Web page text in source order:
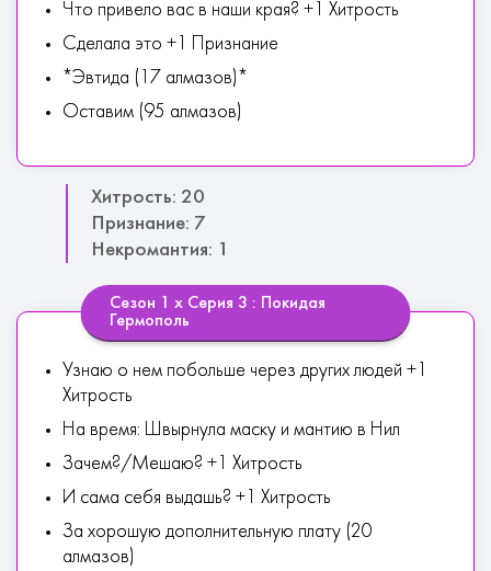
Что привело вас в наши края? +1 Хитрость
Сделала это +1 Признание
*Эвтида (17 алмазов)*
Оставим (95 алмазов)
Хитрость: 20
Признание: 7
Некромантия: 1
Сезон 1 х Серия 3 : Покидая
Гермополь
Узнаю о нем побольше через других людей +1
Хитрость
На время: Швырнула маску и мантию в Нил
Зачем?/Мешаю? +1 Хитрость
И сама себя выдашь? +1 Хитрость
За хорошую дополнительную плату (20
алмазов)